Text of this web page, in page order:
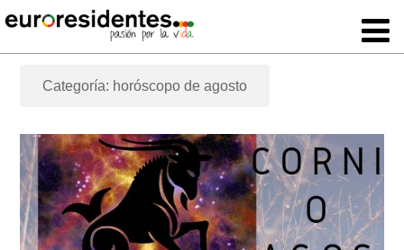
Categoría: horóscopo de agosto